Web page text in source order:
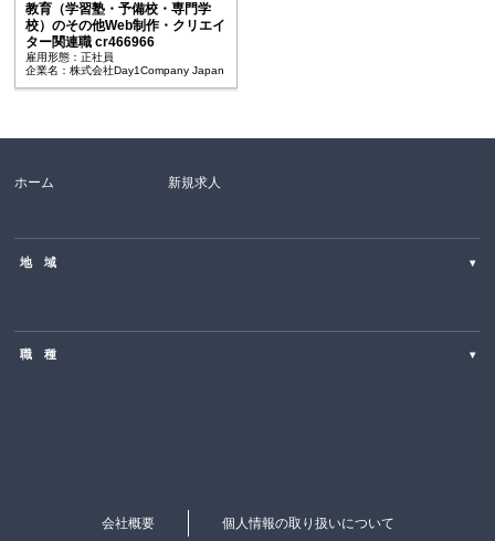
教育（学習塾・予備校・専門学
校）のその他Web制作・クリエイ
ター関連職 cr466966
雇用形態：正社員
企業名：株式会社Day1Company Japan
ホーム 新規求人
地 域 ▾
東北
職 種 ▾
会社概要 個人情報の取り扱いについて